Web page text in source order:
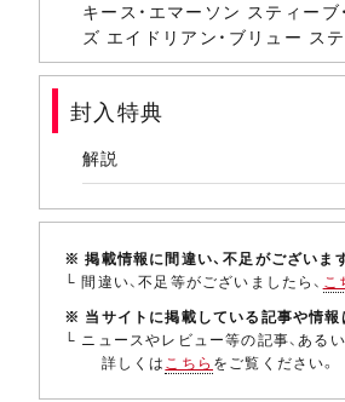
キース・エマーソン スティー
ズ エイドリアン・ブリュー ス
封入特典
解説
※ 掲載情報に間違い、不足がございま
└ 間違い、不足等がございましたら、 こ
※ 当サイトに掲載している記事や情報
└ ニュースやレビュー等の記事、ある
詳しくは こちら をご覧ください。